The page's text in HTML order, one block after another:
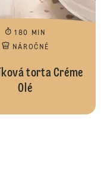
180 MIN
NÁROČNÉ
torta Créme
Olé